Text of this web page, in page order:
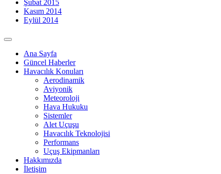
Şubat 2015
Kasım 2014
Eylül 2014
Ana Sayfa
Güncel Haberler
Havacılık Konuları
Aerodinamik
Aviyonik
Meteoroloji
Hava Hukuku
Sistemler
Alet Uçuşu
Havacılık Teknolojisi
Performans
Uçuş Ekipmanları
Hakkımızda
İletişim